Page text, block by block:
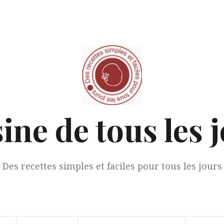
de tous les
Des recettes simples et faciles pour tous les jours